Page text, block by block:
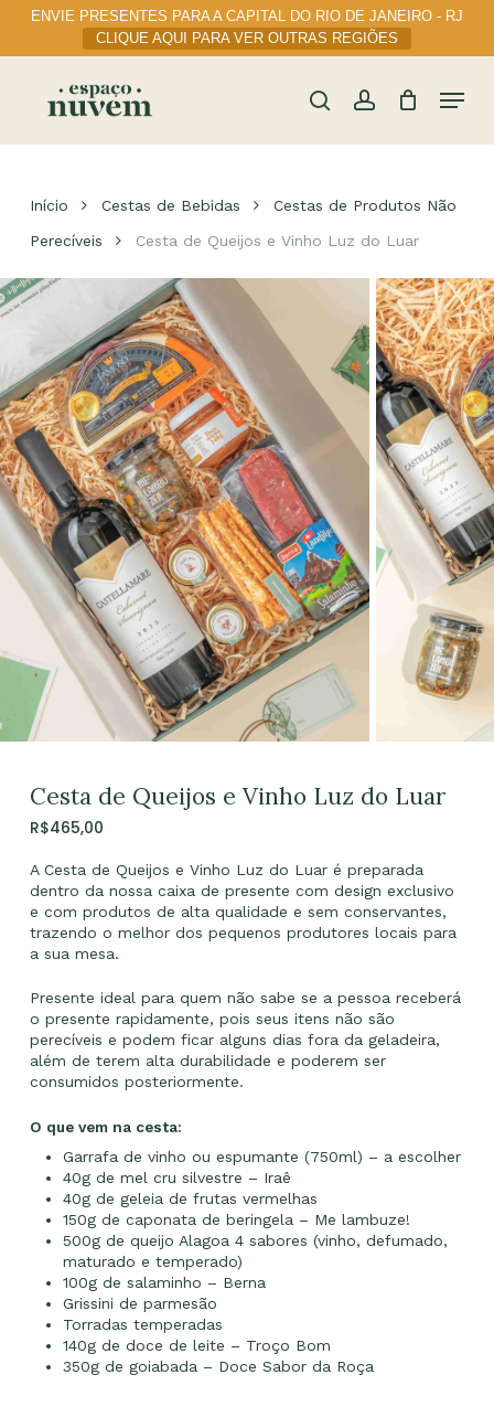
ENVIE PRESENTES PARA A CAPITAL DO RIO DE JANEIRO - RJ
CLIQUE AQUI PARA VER OUTRAS REGIÕES
Menu
Cart Close
Início Cestas de Bebidas
Cestas de Produtos Não
Perecíveis
Cesta de Queijos e Vinho Luz do Luar
Cesta de Queijos e Vinho Luz do Luar
R$465,00
A Cesta de Queijos e Vinho Luz do Luar é preparada
dentro da nossa caixa de presente com design exclusivo
e com produtos de alta qualidade e sem conservantes,
trazendo o melhor dos pequenos produtores locais para
a sua mesa.
Presente ideal para quem não sabe se a pessoa receberá
o presente rapidamente, pois seus itens não são
perecíveis e podem ficar alguns dias fora da geladeira,
além de terem alta durabilidade e poderem ser
consumidos posteriormente.
O que vem na cesta:
Garrafa de vinho ou espumante (750ml) – a escolher
40g de mel cru silvestre – Iraê
40g de geleia de frutas vermelhas
150g de caponata de beringela – Me lambuze!
500g de queijo Alagoa 4 sabores (vinho, defumado,
maturado e temperado)
100g de salaminho – Berna
Grissini de parmesão
Torradas temperadas
140g de doce de leite – Troço Bom
350g de goiabada – Doce Sabor da Roça